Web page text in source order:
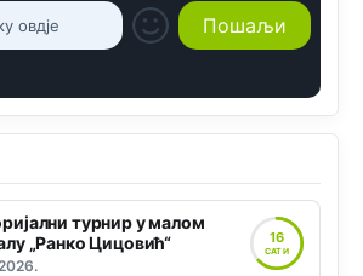
турнир у малом
„Ранко Цицовић“
16
САТИ